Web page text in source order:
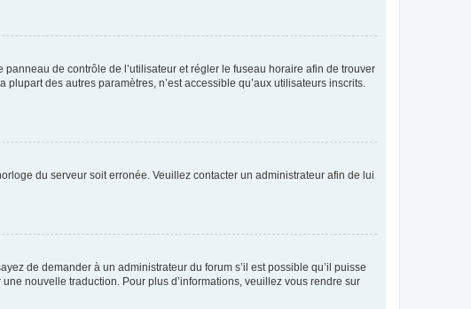
de contrôle de l’utilisateur et régler le fuseau horaire afin de trouver
des autres paramètres, n’est accessible qu’aux utilisateurs inscrits.
du serveur soit erronée. Veuillez contacter un administrateur afin de lui
de demander à un administrateur du forum s’il est possible qu’il puisse
nouvelle traduction. Pour plus d’informations, veuillez vous rendre sur